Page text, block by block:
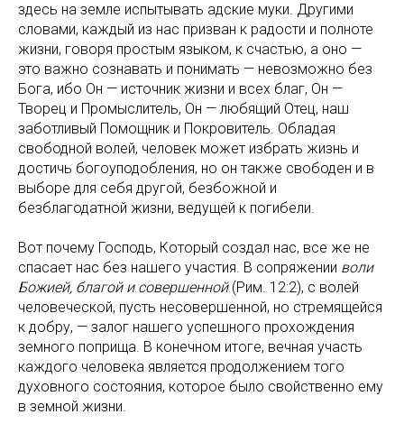
здесь на земле испытывать адские муки. Другими
словами, каждый из нас призван к радости и полноте
жизни, говоря простым языком, к счастью, а оно —
это важно сознавать и понимать — невозможно без
Бога, ибо Он — источник жизни и всех благ, Он —
Творец и Промыслитель, Он — любящий Отец, наш
заботливый Помощник и Покровитель. Обладая
свободной волей, человек может избрать жизнь и
достичь богоуподобления, но он также свободен и в
выборе для себя другой, безбожной и
безблагодатной жизни, ведущей к погибели.
Вот почему Господь, Который создал нас, все же не
спасает нас без нашего участия. В сопряжении воли
Божией, благой и совершенной(Рим. 12:2), с волей
человеческой, пусть несовершенной, но стремящейся
к добру, — залог нашего успешного прохождения
земного поприща. В конечном итоге, вечная участь
каждого человека является продолжением того
духовного состояния, которое было свойственно ему
в земной жизни.